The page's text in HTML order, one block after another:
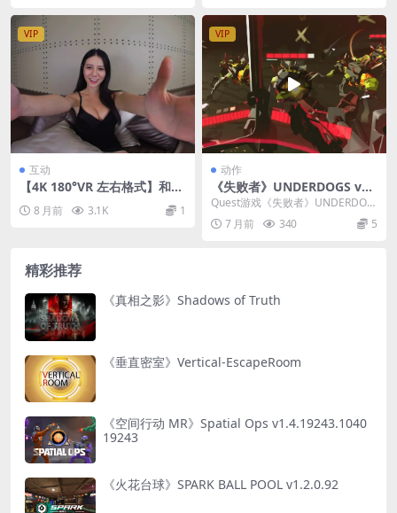
VIP
互动
【4K 180°VR 左右格式】和美
8 月前 3.1K 1
VIP
动作
《失败者》UNDERDOGS v1.
2.3.9814
Quest游戏《失败者》UNDERDOG
S 是一款在虚拟现实（VR）领域备
受好评...
7 月前 340 5
精彩推荐
《真相之影》Shadows of Truth
《垂直密室》Vertical-EscapeRoom
《空间行动 MR》Spatial Ops v1.4.19243.1040
19243
《火花台球》SPARK BALL POOL v1.2.0.92